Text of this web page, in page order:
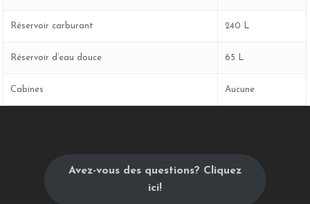
Réservoir carburant 240 L
Réservoir d’eau douce 65 L
Cabines Aucune
Avez-vous des questions? Cliquez
ici!